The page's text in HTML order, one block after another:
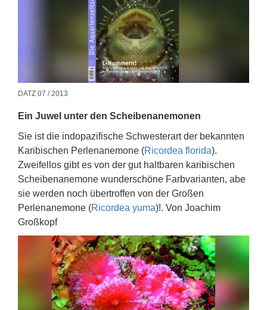
DATZ 07 / 2013
Ein Juwel unter den Scheibenanemonen
Sie ist die indopazifische Schwesterart der bekannten
Karibischen Perlenanemone (Ricordea florida).
Zweifellos gibt es von der gut haltbaren karibischen
Scheibenanemone wunderschöne Farbvarianten, abe
sie werden noch übertroffen von der Großen
Perlenanemone (Ricordea yuma)!. Von Joachim
Großkopf